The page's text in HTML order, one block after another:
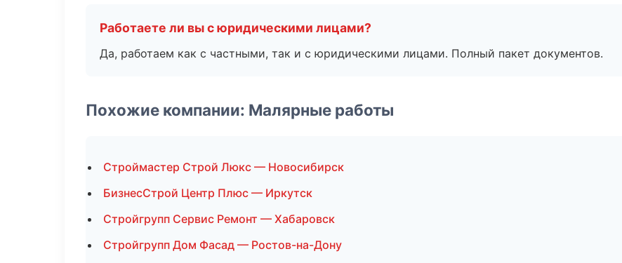
Работаете ли вы с юридическими лицами?
Да, работаем как с частными, так и с юридическими лицами. Полный пакет документов.
Похожие компании: Малярные работы
Строймастер Строй Люкс — Новосибирск
БизнесСтрой Центр Плюс — Иркутск
Стройгрупп Сервис Ремонт — Хабаровск
Стройгрупп Дом Фасад — Ростов-на-Дону